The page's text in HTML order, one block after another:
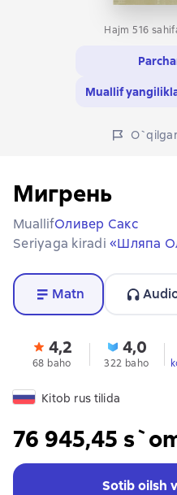
Hajm 516
Muallif
Мигрень
MuallifОливер Сакс
Seriyaga kiradi «Шляпа
Matn
4,2
68 baho
4,0
322 baho
Kitob rus tilida
76 945,45
Sotib oilsh